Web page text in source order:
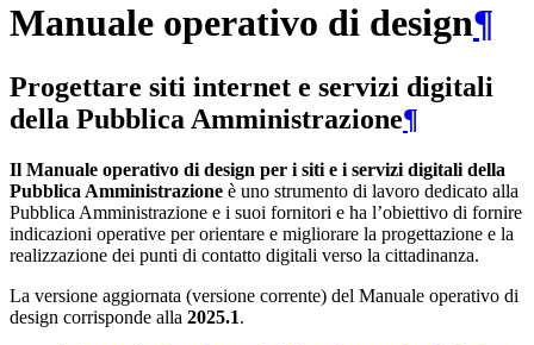
Manuale operativo di design¶
Progettare siti internet e servizi digitali
della Pubblica Amministrazione¶
Il Manuale operativo di design per i siti e i servizi digitali della
Pubblica Amministrazione è uno strumento di lavoro dedicato alla
Pubblica Amministrazione e i suoi fornitori e ha l’obiettivo di fornire
indicazioni operative per orientare e migliorare la progettazione e la
realizzazione dei punti di contatto digitali verso la cittadinanza.
La versione aggiornata (versione corrente) del Manuale operativo di
design corrisponde alla 2025.1.